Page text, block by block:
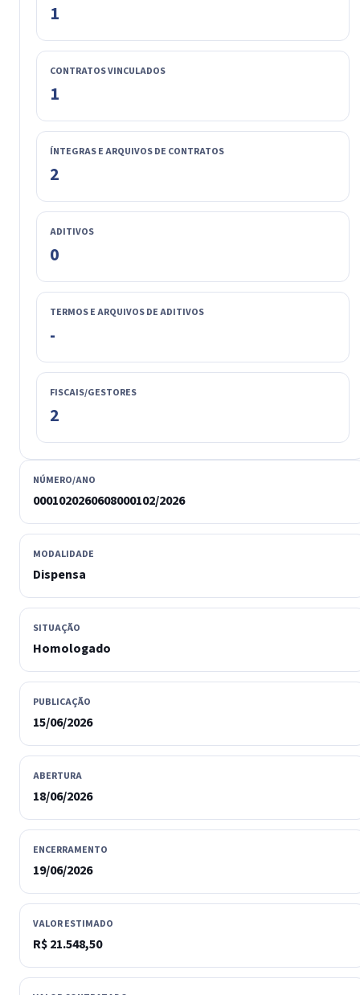
1
CONTRATOS VINCULADOS
1
ÍNTEGRAS E ARQUIVOS DE CONTRATOS
2
ADITIVOS
0
TERMOS E ARQUIVOS DE ADITIVOS
-
FISCAIS/GESTORES
2
NÚMERO/ANO
0001020260608000102/2026
MODALIDADE
Dispensa
SITUAÇÃO
Homologado
PUBLICAÇÃO
15/06/2026
ABERTURA
18/06/2026
ENCERRAMENTO
19/06/2026
VALOR ESTIMADO
R$ 21.548,50